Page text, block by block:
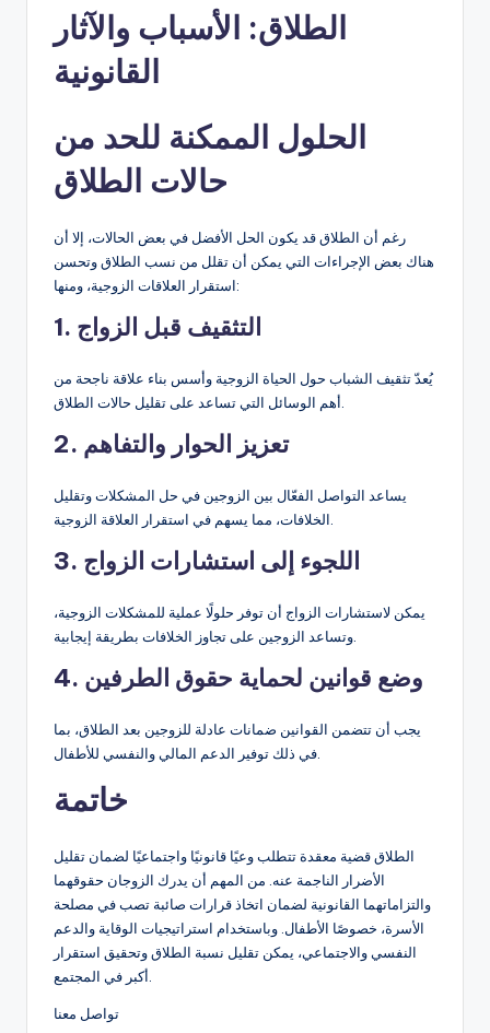
الطلاق: الأسباب والآثار
القانونية
الحلول الممكنة للحد من
حالات الطلاق
رغم أن الطلاق قد يكون الحل الأفضل في بعض الحالات، إلا أن
هناك بعض الإجراءات التي يمكن أن تقلل من نسب الطلاق وتحسن
استقرار العلاقات الزوجية، ومنها:
1. التثقيف قبل الزواج
يُعدّ تثقيف الشباب حول الحياة الزوجية وأسس بناء علاقة ناجحة من
أهم الوسائل التي تساعد على تقليل حالات الطلاق.
2. تعزيز الحوار والتفاهم
يساعد التواصل الفعّال بين الزوجين في حل المشكلات وتقليل
الخلافات، مما يسهم في استقرار العلاقة الزوجية.
3. اللجوء إلى استشارات الزواج
يمكن لاستشارات الزواج أن توفر حلولًا عملية للمشكلات الزوجية،
وتساعد الزوجين على تجاوز الخلافات بطريقة إيجابية.
4. وضع قوانين لحماية حقوق الطرفين
يجب أن تتضمن القوانين ضمانات عادلة للزوجين بعد الطلاق، بما
في ذلك توفير الدعم المالي والنفسي للأطفال.
خاتمة
الطلاق قضية معقدة تتطلب وعيًا قانونيًا واجتماعيًا لضمان تقليل
الأضرار الناجمة عنه. من المهم أن يدرك الزوجان حقوقهما
والتزاماتهما القانونية لضمان اتخاذ قرارات صائبة تصب في مصلحة
الأسرة، خصوصًا الأطفال. وباستخدام استراتيجيات الوقاية والدعم
النفسي والاجتماعي، يمكن تقليل نسبة الطلاق وتحقيق استقرار
أكبر في المجتمع.
تواصل معنا